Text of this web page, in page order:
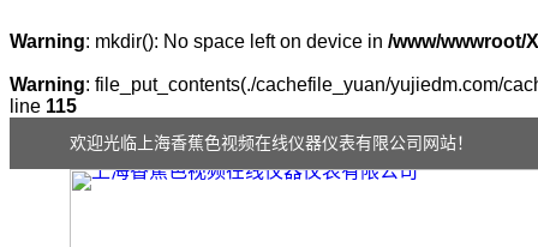
Warning: mkdir(): No space left on device in /www/wwwroot/
Warning: file_put_contents(./cachefile_yuan/yujiedm.com/
line 115
欢迎光临上海香蕉色视频在线仪器仪表有限公司网站！